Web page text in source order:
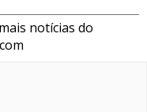
notícias do